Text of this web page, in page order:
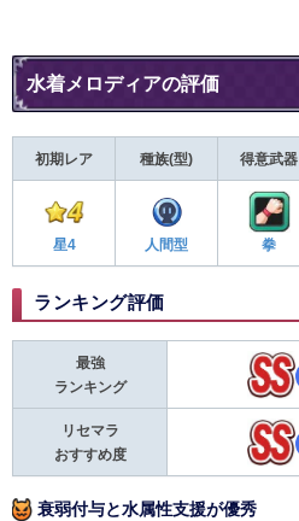
水着メロディアの評価
初期レア 種族(型) 得意武器
星4 人間型 拳
ランキング評価
最強
ランキング
リセマラ
おすすめ度
衰弱付与と水属性支援が優秀